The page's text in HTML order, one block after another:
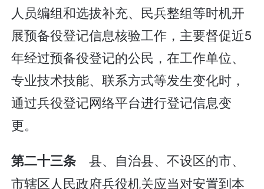
人员编组和选拔补充、民兵整组等时机开
展预备役登记信息核验工作，主要督促近5
年经过预备役登记的公民，在工作单位、
专业技术技能、联系方式等发生变化时，
通过兵役登记网络平台进行登记信息变
更。
第二十三条 县、自治县、不设区的市、
市辖区人民政府兵役机关应当对安置到本